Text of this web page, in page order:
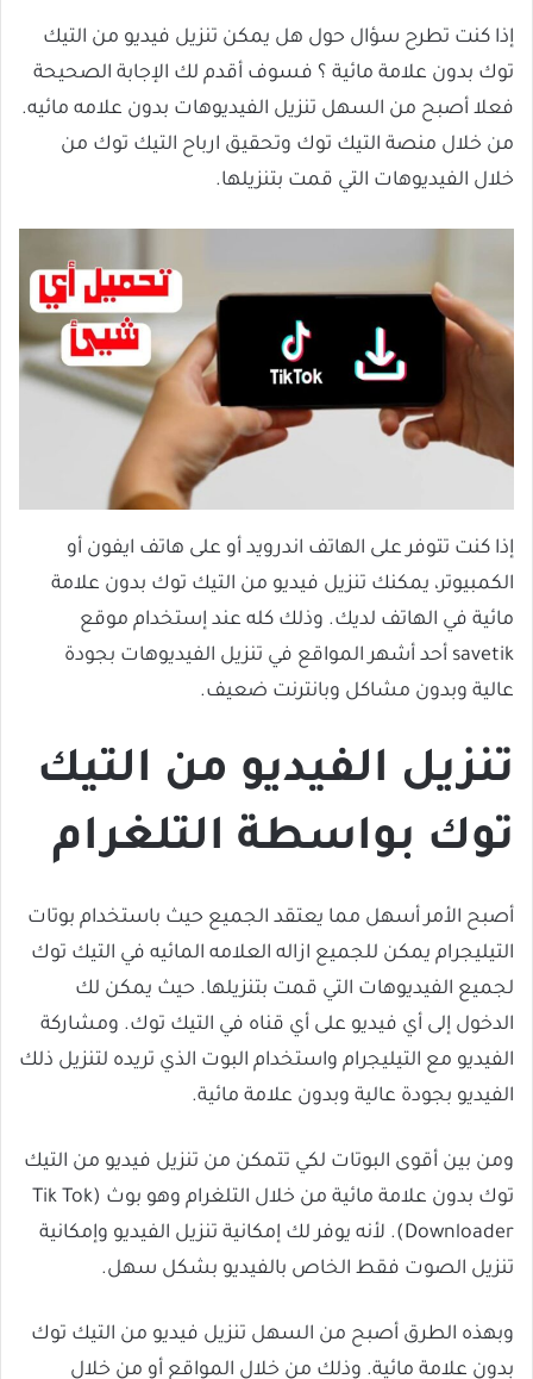
إذا كنت تطرح سؤال حول هل يمكن تنزيل فيديو من التيك
توك بدون علامة مائية ؟ فسوف أقدم لك الإجابة الصحيحة
فعلا أصبح من السهل تنزيل الفيديوهات بدون علامه مائيه.
من خلال منصة التيك توك وتحقيق ارباح التيك توك من
خلال الفيديوهات التي قمت بتنزيلها.
إذا كنت تتوفر على الهاتف اندرويد أو على هاتف ايفون أو
الكمبيوتر، يمكنك تنزيل فيديو من التيك توك بدون علامة
مائية في الهاتف لديك. وذلك كله عند إستخدام موقع
savetik أحد أشهر المواقع في تنزيل الفيديوهات بجودة
عالية وبدون مشاكل وبانترنت ضعيف.
تنزيل الفيديو من التيك
توك بواسطة التلغرام
أصبح الأمر أسهل مما يعتقد الجميع حيث باستخدام بوتات
التيليجرام يمكن للجميع ازاله العلامه المائيه في التيك توك
لجميع الفيديوهات التي قمت بتنزيلها. حيث يمكن لك
الدخول إلى أي فيديو على أي قناه في التيك توك. ومشاركة
الفيديو مع التيليجرام واستخدام البوت الذي تريده لتنزيل ذلك
الفيديو بجودة عالية وبدون علامة مائية.
ومن بين أقوى البوتات لكي تتمكن من تنزيل فيديو من التيك
توك بدون علامة مائية من خلال التلغرام وهو بوث (Tik Tok
Downloader). لأنه يوفر لك إمكانية تنزيل الفيديو وإمكانية
تنزيل الصوت فقط الخاص بالفيديو بشكل سهل.
وبهذه الطرق أصبح من السهل تنزيل فيديو من التيك توك
بدون علامة مائية. وذلك من خلال المواقع أو من خلال